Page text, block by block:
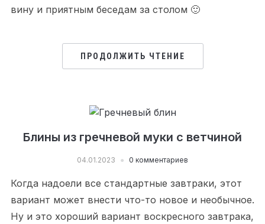
вину и приятным беседам за столом 🙂
ПРОДОЛЖИТЬ ЧТЕНИЕ
Блины из гречневой муки с ветчиной
04.01.2023 0 комментариев
Когда надоели все стандартные завтраки, этот
вариант может внести что-то новое и необычное.
Ну и это хороший вариант воскресного завтрака,